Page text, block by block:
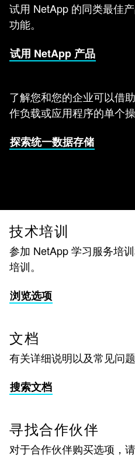
试用 NetApp 的同类最佳
功能。
试用 NetApp 产品
了解您和您的企业可以借
作负载或应用程序的单个
探索统一数据存储
技术培训
参加 NetApp 学习服务培
培训。
浏览选项
文档
有关详细说明以及常见问
搜索文档
寻找合作伙伴
对于合作伙伴购买选项，